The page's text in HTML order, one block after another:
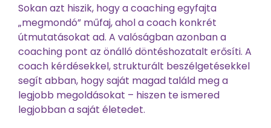
Sokan azt hiszik, hogy a coaching egyfajta
„megmondó” műfaj, ahol a coach konkrét
útmutatásokat ad. A valóságban azonban a
coaching pont az önálló döntéshozatalt erősíti. A
coach kérdésekkel, strukturált beszélgetésekkel
segít abban, hogy saját magad találd meg a
legjobb megoldásokat – hiszen te ismered
legjobban a saját életedet.